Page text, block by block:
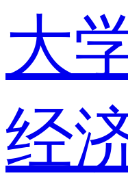
大
经